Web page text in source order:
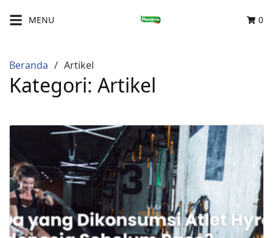
ke
MENU 0
Beranda Artikel
Kategori: Artikel